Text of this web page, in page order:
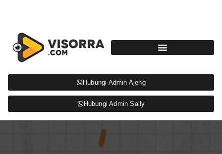
Hubungi Admin Ajeng
Hubungi Admin Sally